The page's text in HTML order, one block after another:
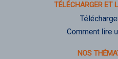
TÉLÉCHARGER ET
Comment lire
NOS